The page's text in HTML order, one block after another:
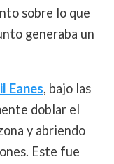
sobre lo que
generaba un
Eanes, bajo las
doblar el
y abriendo
Este fue